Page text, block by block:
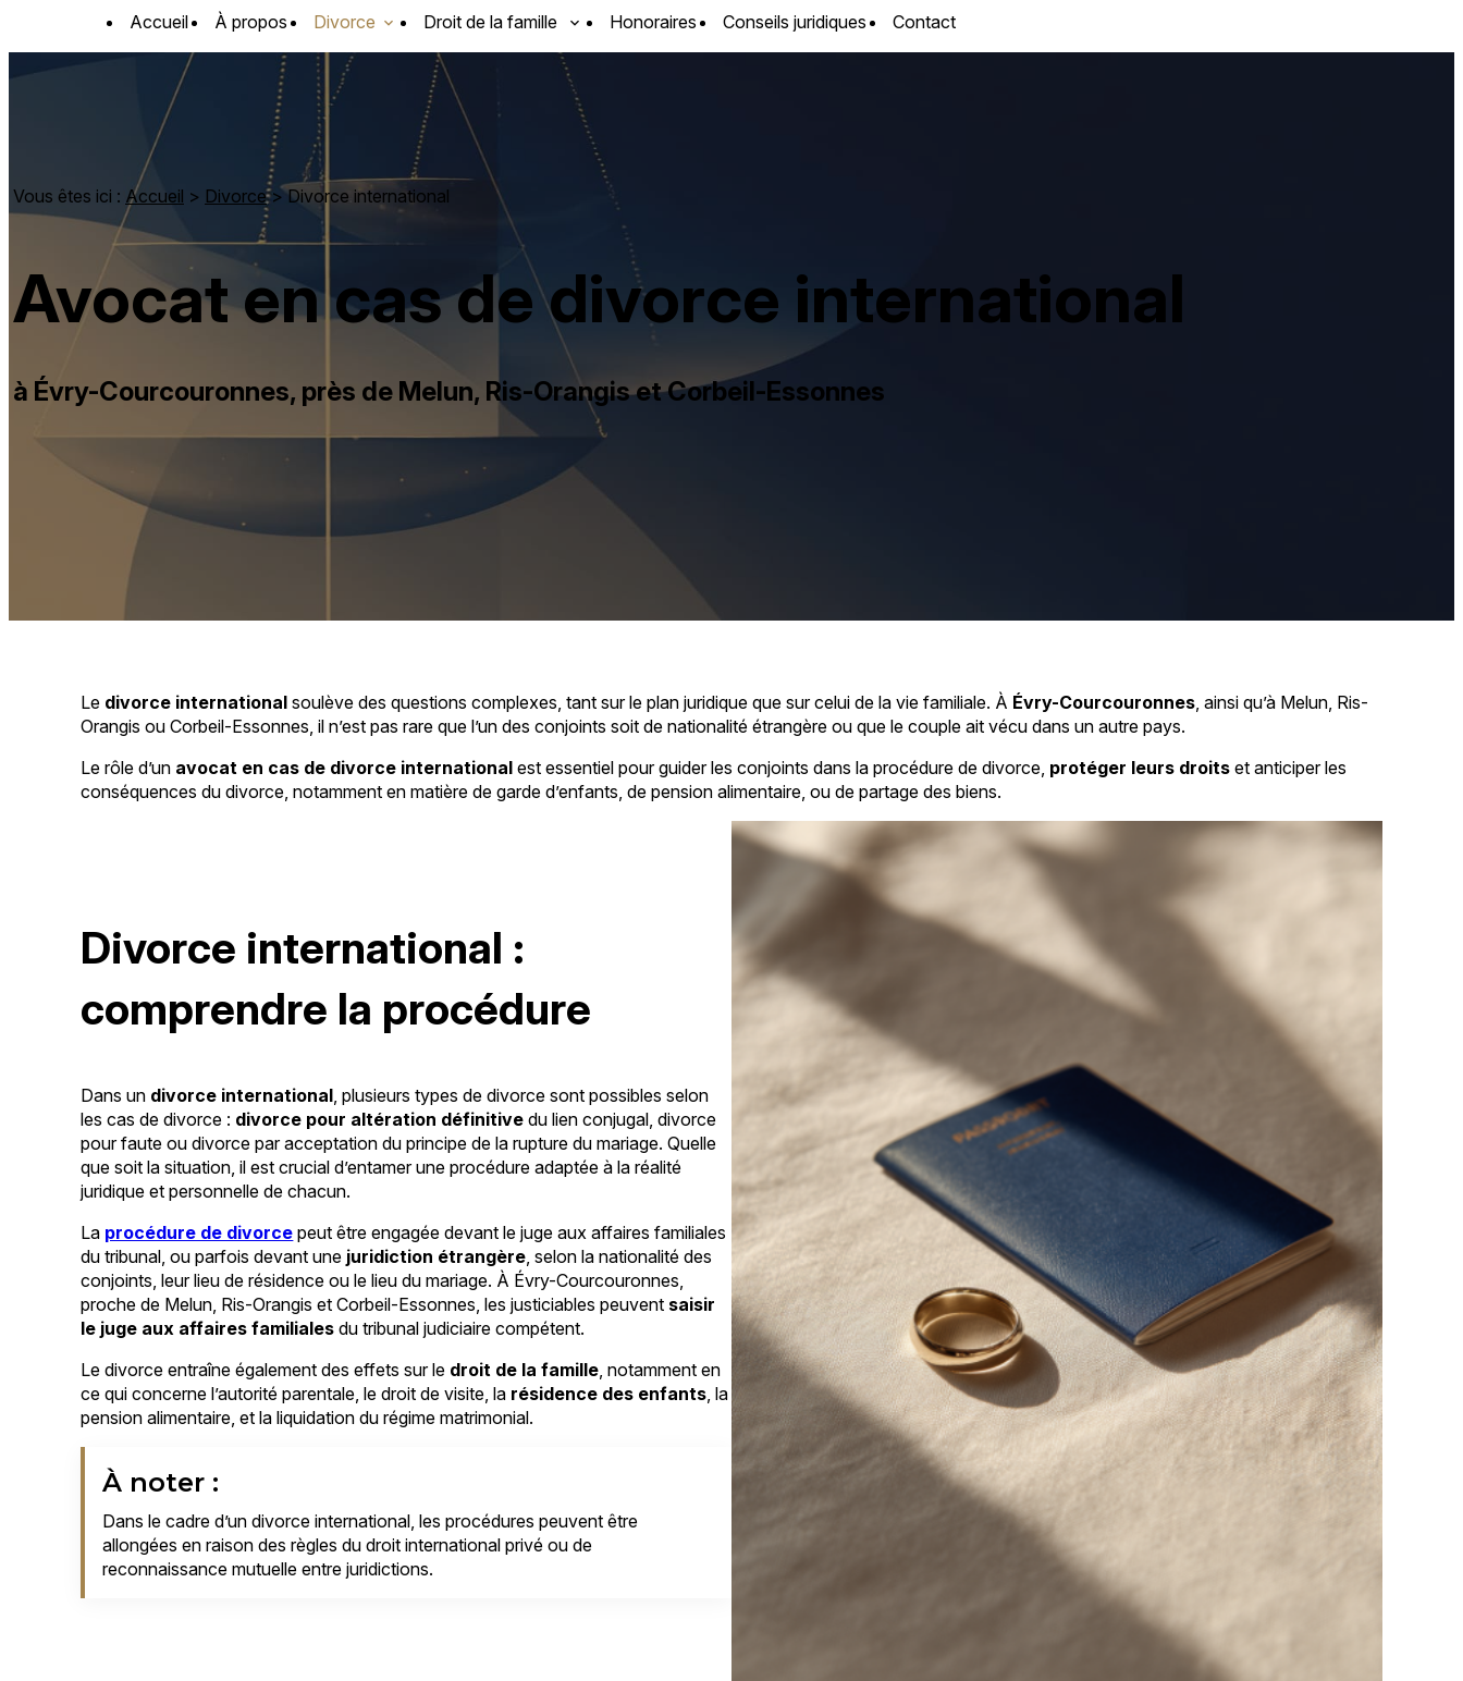
Accueil À propos Divorce Droit de la famille Honoraires Conseils juridiques Contact
Vous êtes ici : Accueil > Divorce> Divorce international
Avocat en cas de divorce international
à Évry-Courcouronnes, près de Melun, Ris-Orangis et Corbeil-Essonnes
Le divorce internationalsoulève des questions complexes, tant sur le plan juridique que sur celui de la vie familiale. À Évry-Courcouronnes, ainsi qu’à Melun, Ris-
Orangis ou Corbeil-Essonnes, il n’est pas rare que l’un des conjoints soit de nationalité étrangère ou que le couple ait vécu dans un autre pays.
Le rôle d’un avocat en cas de divorce internationalest essentiel pour guider les conjoints dans la procédure de divorce, protéger leurs droitset anticiper les
conséquences du divorce, notamment en matière de garde d’enfants, de pension alimentaire, ou de partage des biens.
Divorce international :
comprendre la procédure
Dans un divorce international, plusieurs types de divorce sont possibles selon
les cas de divorce : divorce pour altération définitive du lien conjugal, divorce
pour faute ou divorce par acceptation du principe de la rupture du mariage. Quelle
que soit la situation, il est crucial d’entamer une procédure adaptée à la réalité
juridique et personnelle de chacun.
La procédure de divorce peut être engagée devant le juge aux affaires familiales
du tribunal, ou parfois devant une juridiction étrangère, selon la nationalité des
conjoints, leur lieu de résidence ou le lieu du mariage. À Évry-Courcouronnes,
proche de Melun, Ris-Orangis et Corbeil-Essonnes, les justiciables peuvent saisir
le juge aux affaires familialesdu tribunal judiciaire compétent.
Le divorce entraîne également des effets sur le droit de la famille, notamment en
ce qui concerne l’autorité parentale, le droit de visite, la résidence des enfants, la
pension alimentaire, et la liquidation du régime matrimonial.
À noter :
Dans le cadre d’un divorce international, les procédures peuvent être
allongées en raison des règles du droit international privé ou de
reconnaissance mutuelle entre juridictions.
Panneau de gestion des cookies